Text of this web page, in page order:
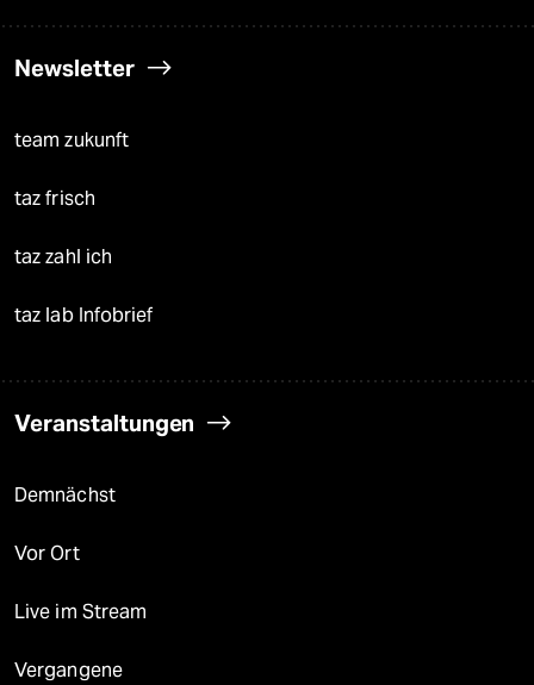
Newsletter
team zukunft
taz frisch
taz zahl ich
taz lab Infobrief
Veranstaltungen
Demnächst
Vor Ort
Live im Stream
Vergangene